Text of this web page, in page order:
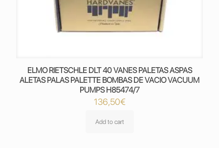
ELMO RIETSCHLE DLT 40 VANES PALETAS ASPAS
ALETAS PALAS PALETTE BOMBAS DE VACIO VACUUM
PUMPS H85474/7
136,50€
Add to cart